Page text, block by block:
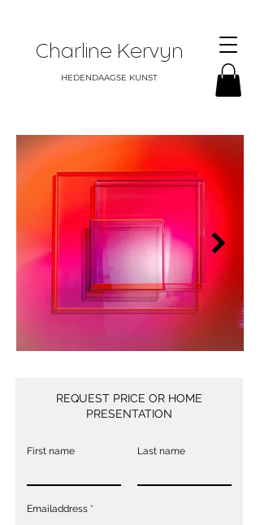
Charline Kervyn
HEDENDAAGSE KUNST
REQUEST PRICE OR HOME
PRESENTATION
First name Last name
Emailaddress